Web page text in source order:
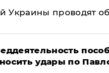
Украины проводят
удары по